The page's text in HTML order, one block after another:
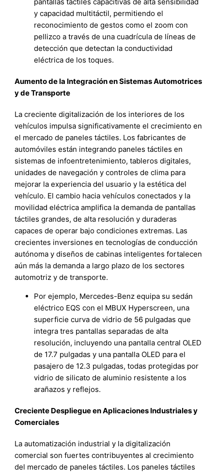
y capacidad multitáctil, permitiendo el
reconocimiento de gestos como el zoom con
pellizco a través de una cuadrícula de líneas de
detección que detectan la conductividad
eléctrica de los toques.
Aumento de la Integración en Sistemas Automotrices
y de Transporte
La creciente digitalización de los interiores de los
vehículos impulsa significativamente el crecimiento en
el mercado de paneles táctiles. Los fabricantes de
automóviles están integrando paneles táctiles en
sistemas de infoentretenimiento, tableros digitales,
unidades de navegación y controles de clima para
mejorar la experiencia del usuario y la estética del
vehículo. El cambio hacia vehículos conectados y la
movilidad eléctrica amplifica la demanda de pantallas
táctiles grandes, de alta resolución y duraderas
capaces de operar bajo condiciones extremas. Las
crecientes inversiones en tecnologías de conducción
autónoma y diseños de cabinas inteligentes fortalecen
aún más la demanda a largo plazo de los sectores
automotriz y de transporte.
Por ejemplo, Mercedes-Benz equipa su sedán
eléctrico EQS con el MBUX Hyperscreen, una
superficie curva de vidrio de 56 pulgadas que
integra tres pantallas separadas de alta
resolución, incluyendo una pantalla central OLED
de 17.7 pulgadas y una pantalla OLED para el
pasajero de 12.3 pulgadas, todas protegidas por
vidrio de silicato de aluminio resistente a los
arañazos y reflejos.
Creciente Despliegue en Aplicaciones Industriales y
Comerciales
La automatización industrial y la digitalización
comercial son fuertes contribuyentes al crecimiento
del mercado de paneles táctiles. Los paneles táctiles